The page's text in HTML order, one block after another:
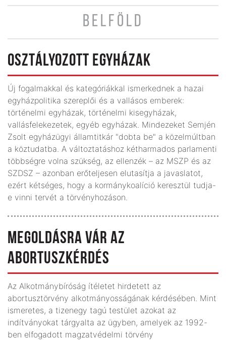
BELFÖLD
OSZTÁLYOZOTT EGYHÁZAK
Új fogalmakkal és kategóriákkal ismerkednek a hazai
egyházpolitika szereplői és a vallásos emberek:
történelmi egyházak, történelmi kisegyházak,
vallásfelekezetek, egyéb egyházak. Mindezeket Semjén
Zsolt egyházügyi államtitkár "dobta be" a közelmúltban
a köztudatba. A változtatáshoz kétharmados parlamenti
többségre volna szükség, az ellenzék – az MSZP és az
SZDSZ – azonban erőteljesen elutasítja a javaslatot,
ezért kétséges, hogy a kormánykoalíció keresztül tudja-
e vinni tervét a törvényhozáson.
MEGOLDÁSRA VÁR AZ
ABORTUSZKÉRDÉS
Az Alkotmánybíróság ítéletet hirdetett az
abortusztörvény alkotmányosságának kérdésében. Mint
ismeretes, a tizenegy tagú testület azokat az
indítványokat tárgyalta az ügyben, amelyek az 1992-
ben elfogadott magzatvédelmi törvény